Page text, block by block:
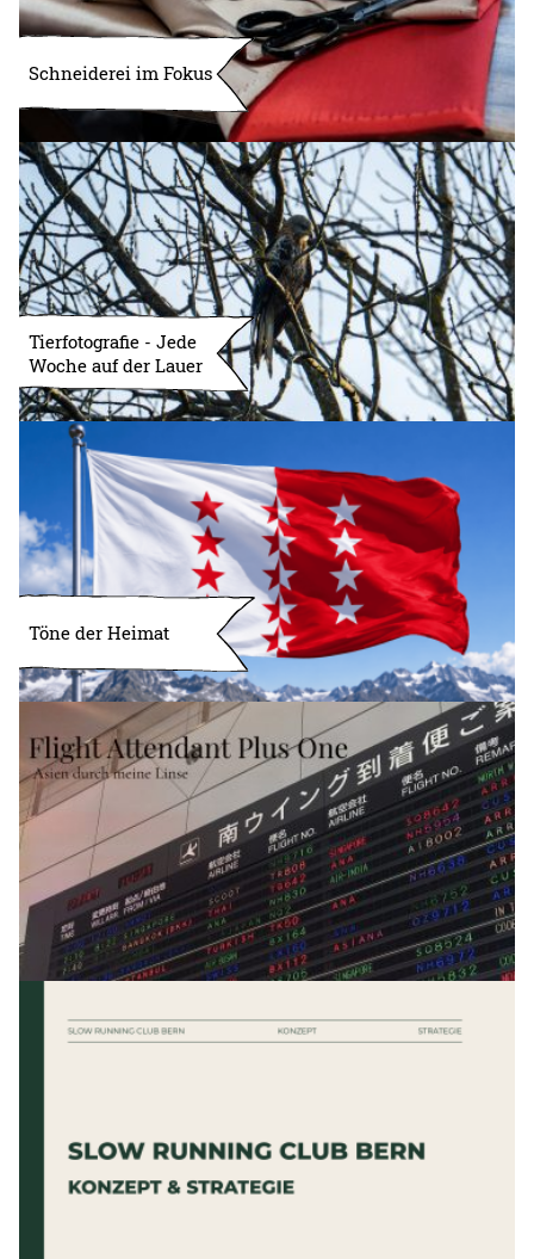
Schneiderei im Fokus
Tierfotografie - Jede
Woche auf der Lauer
Töne der Heimat